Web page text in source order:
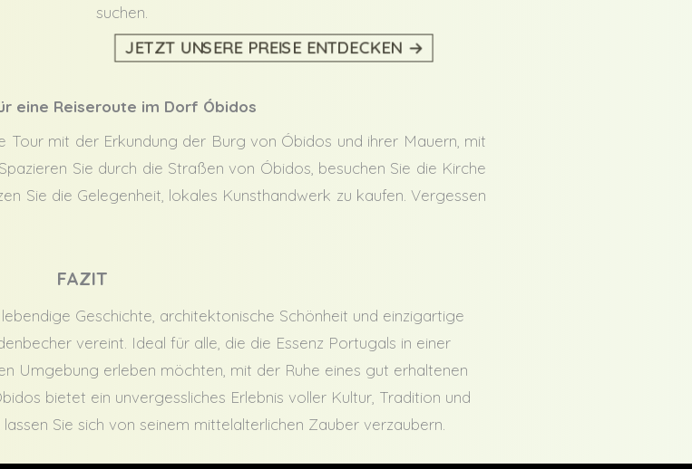
suchen.
JETZT UNSERE PREISE ENTDECKEN
eine Reiseroute im Dorf Óbidos
Tour mit der Erkundung der Burg von Óbidos und ihrer Mauern, mit
Sie durch die Straßen von Óbidos, besuchen Sie die Kirche
Sie die Gelegenheit, lokales Kunsthandwerk zu kaufen. Vergessen
FAZIT
Geschichte, architektonische Schönheit und einzigartige
vereint. Ideal für alle, die die Essenz Portugals in einer
Umgebung erleben möchten, mit der Ruhe eines gut erhaltenen
bietet ein unvergessliches Erlebnis voller Kultur, Tradition und
Sie sich von seinem mittelalterlichen Zauber verzaubern.